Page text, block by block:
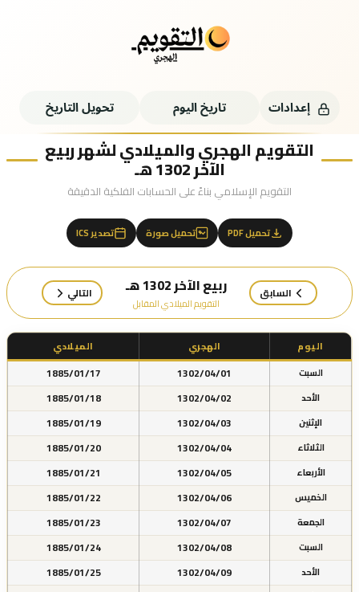
إعدادات تاريخ اليوم تحويل التاريخ
التقويم الهجري والميلادي لشهر ربيع
الآخر 1302 هـ
التقويم الإسلامي بناءً على الحسابات الفلكية الدقيقة
تحميل PDF تحميل صورة تصدير ICS
السابق ربيع الآخر 1302 هـ
التقويم الميلادي المقابل
التالي
اليوم الهجري
الميلادي
السبت
1302/04/01
1885/01/17
الأحد 1302/04/02
1885/01/18
الإثنين 1302/04/03
1885/01/19
الثلاثاء 1302/04/04
1885/01/20
الأربعاء 1302/04/05
1885/01/21
الخميس 1302/04/06
1885/01/22
الجمعة 1302/04/07
1885/01/23
السبت 1302/04/08
1885/01/24
الأحد 1302/04/09
1885/01/25